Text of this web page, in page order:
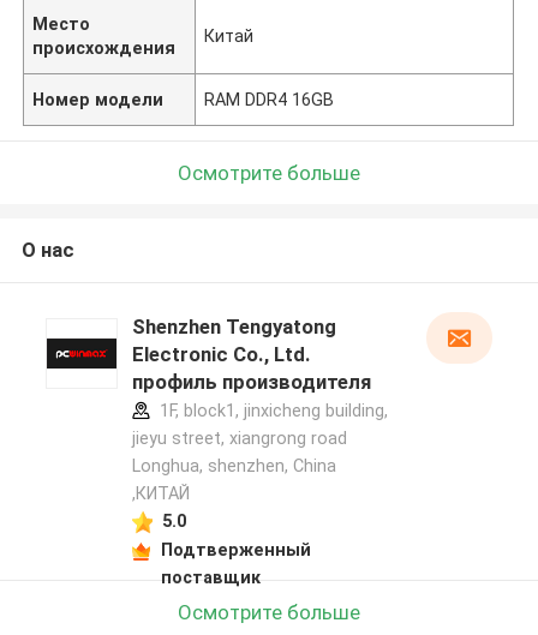
Место
происхождения
Китай
Номер модели RAM DDR4 16GB
Осмотрите больше
О нас
Shenzhen Tengyatong
Electronic Co., Ltd.
профиль производителя
1F, block1, jinxicheng building,
jieyu street, xiangrong road
Longhua, shenzhen, China
,КИТАЙ
5.0
Подтверженный
поставщик
Осмотрите больше